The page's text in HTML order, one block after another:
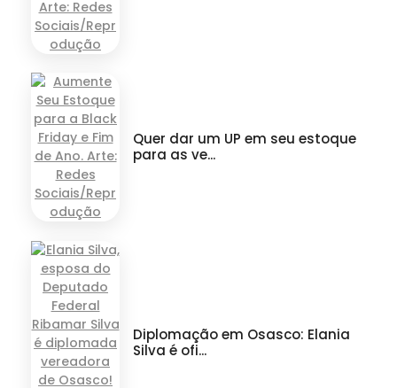
Quer dar um UP em seu estoque
para as ve...
Diplomação em Osasco: Elania
Silva é ofi...